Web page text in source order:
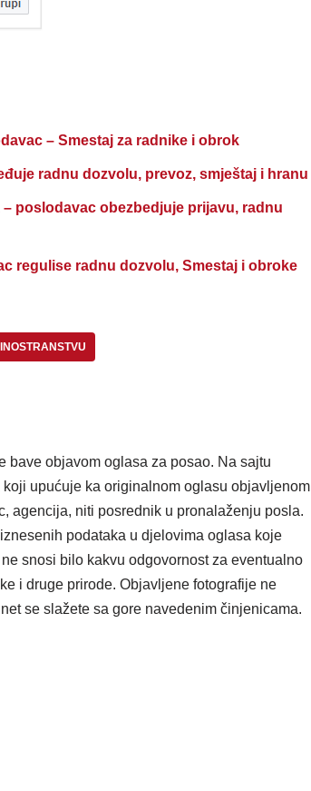
– Smestaj za radnike i obrok
radnu dozvolu, prevoz, smještaj i hranu
poslodavac obezbedjuje prijavu, radnu
regulise radnu dozvolu, Smestaj i obroke
bave objavom oglasa za posao. Na sajtu
upućuje ka originalnom oglasu objavljenom
agencija, niti posrednik u pronalaženju posla.
podataka u djelovima oglasa koje
snosi bilo kakvu odgovornost za eventualno
i druge prirode. Objavljene fotografije ne
se slažete sa gore navedenim činjenicama.